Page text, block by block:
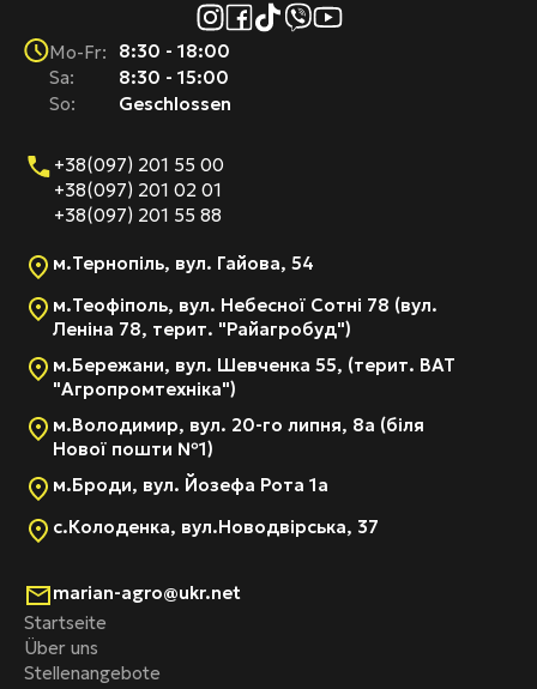
Startseite
Über uns
Stellenangebote
Mo-Fr:
Sa:
So:
8:30 - 18:00
8:30 - 15:00
Geschlossen
+38(097) 201 55 00
+38(097) 201 02 01
+38(097) 201 55 88
м.Тернопіль, вул. Гайова, 54
м.Теофіполь, вул. Небесної Сотні 78 (вул.
Леніна 78, терит. "Райагробуд")
м.Бережани, вул. Шевченка 55, (терит. ВАТ
"Агропромтехніка")
м.Володимир, вул. 20-го липня, 8а (біля
Нової пошти №1)
м.Броди, вул. Йозефа Рота 1а
с.Колоденка, вул.Новодвірська, 37
marian-agro@ukr.net